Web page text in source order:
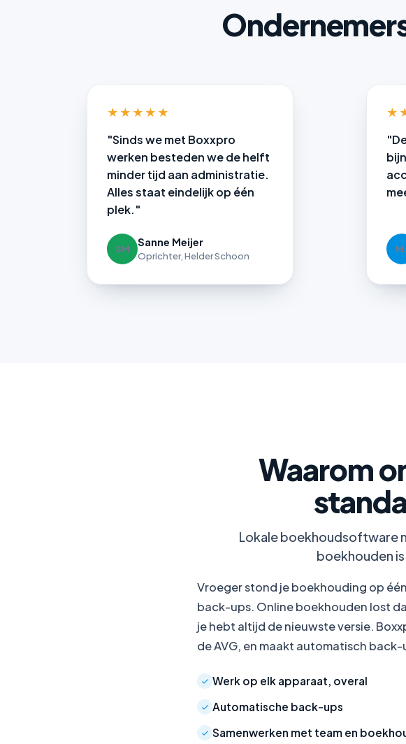
★★★★★
"Sinds we met Boxxpro
werken besteden we de helft
minder tijd aan administratie.
Alles staat eindelijk op één
plek."
SM
Sanne Meijer
Oprichter, Helder Schoon
Waarom
Lokale boekhoudsoftware
boekhouden
Vroeger stond je boekhouding op
back-ups. Online boekhouden lost
je hebt altijd de nieuwste versie.
de AVG, en maakt automatisch
Werk op elk apparaat, overal
Automatische back-ups
Samenwerken met team en